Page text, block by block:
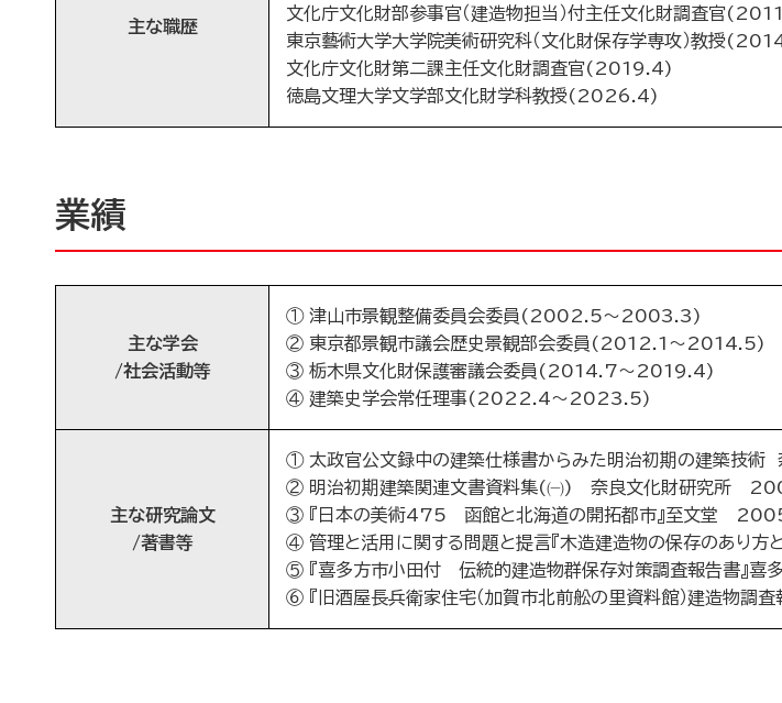
主な職歴
文化庁文化財部参事官（建造物担当）付主任文化財調査官
東京藝術大学大学院美術研究科（文化財保存学専攻）教授
文化庁文化財第二課主任文化財調査官(2019.4)
徳島文理大学文学部文化財学科教授(2026.4)
業績
主な学会
/社会活動等
① 津山市景観整備委員会委員(2002.5～2003.3)
② 東京都景観市議会歴史景観部会委員(2012.1～2014.5)
③ 栃木県文化財保護審議会委員(2014.7～2019.4)
④ 建築史学会常任理事(2022.4～2023.5)
主な研究論文
/著書等
① 太政官公文録中の建築仕様書からみた明治初期の建築技
② 明治初期建築関連文書資料集(㈠) 奈良文化財研究所
③ 『日本の美術475 函館と北海道の開拓都市』至文堂
④ 管理と活用に関する問題と提言『木造建造物の保存のあり
⑤ 『喜多方市小田付 伝統的建造物群保存対策調査報告書』
⑥ 『旧酒屋長兵衛家住宅（加賀市北前舩の里資料館）建造物調